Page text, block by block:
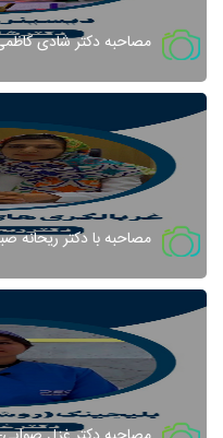
مصاحبه دکتر شادی
مصاحبه با دکتر ریحانه